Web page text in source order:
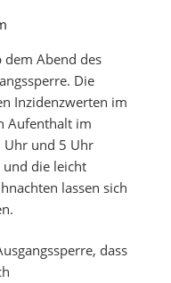
dem Abend des
Die
Inzidenzwerten im
Aufenthalt im
Uhr und 5 Uhr
und die leicht
lassen sich
dass